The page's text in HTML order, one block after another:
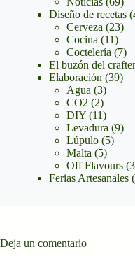
Diseño de recetas
Cerveza (23)
Cocina (11)
Coctelería (7)
El buzón del crafter
Elaboración (39)
Agua (3)
CO2 (2)
DIY (11)
Levadura (9)
Lúpulo (5)
Malta (5)
Off Flavours
Ferias Artesanales
Deja un comentario